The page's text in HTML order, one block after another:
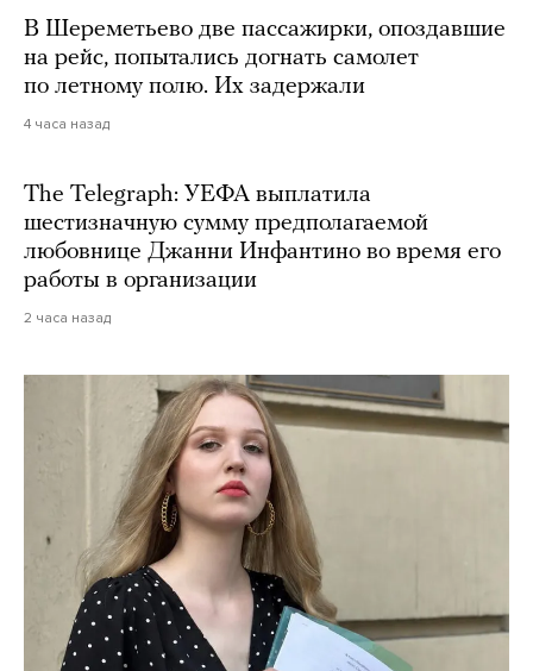
В Шереметьево две пассажирки, опоздавшие
на рейс, попытались догнать самолет
по летному полю. Их задержали
4 часа назад
The Telegraph: УЕФА выплатила
шестизначную сумму предполагаемой
любовнице Джанни Инфантино во время его
работы в организации
2 часа назад